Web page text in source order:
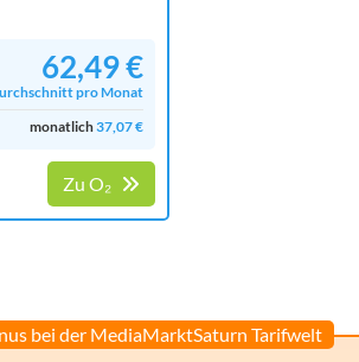
62,49 €
pro Monat
monatlich37,07 €
Zu O₂
bei der MediaMarktSaturn Tarifwelt